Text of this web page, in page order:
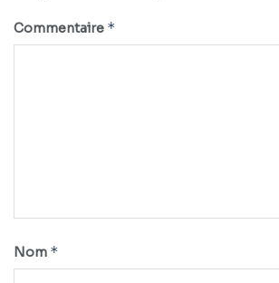
Commentaire *
Nom *